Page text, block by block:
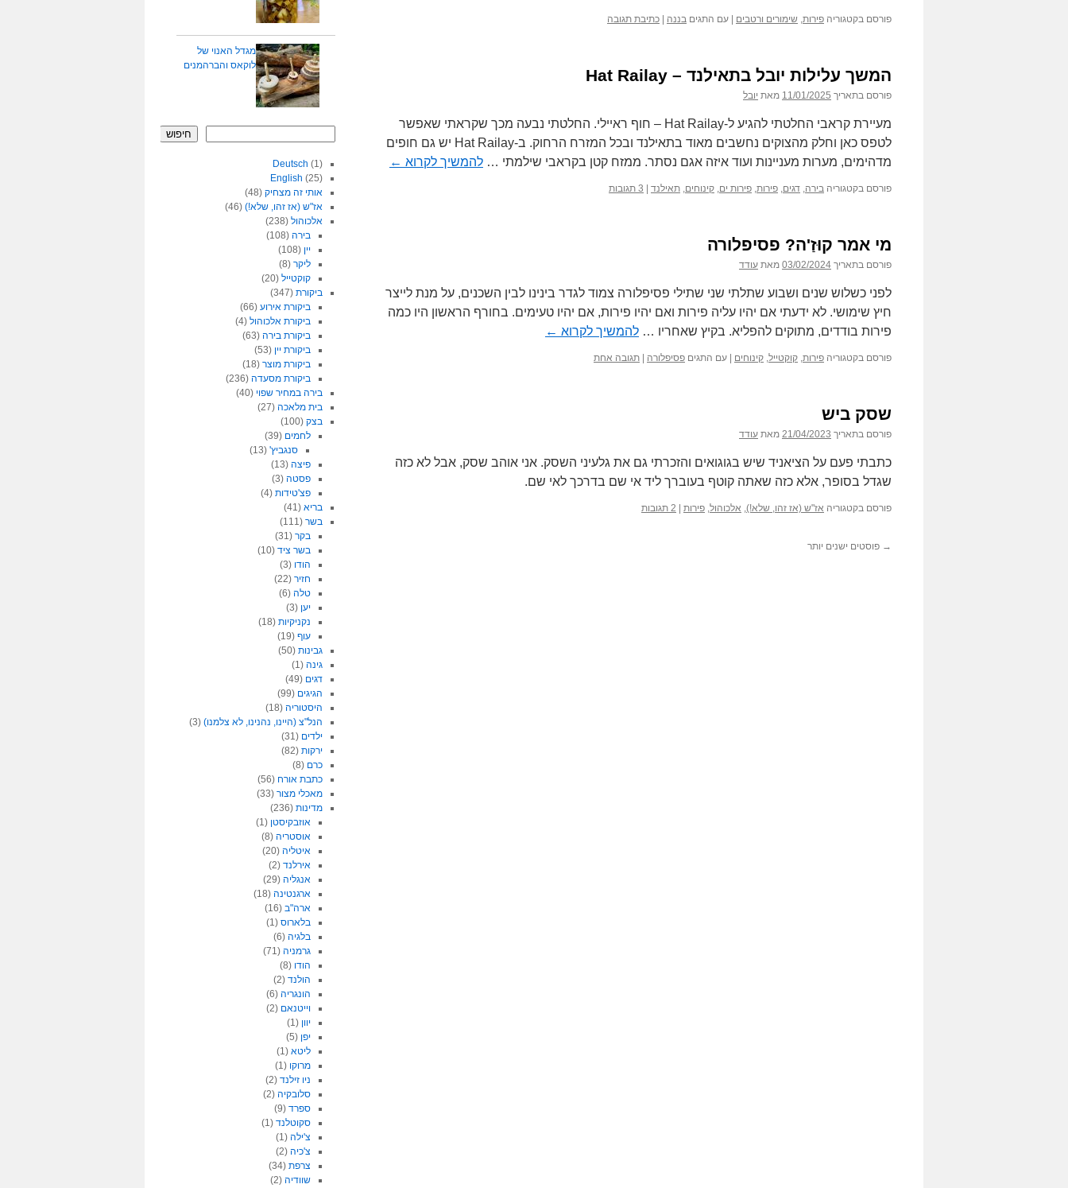
פורסם בקטגוריה פירות, שימורים ורטבים עם התגים בננה כתיבת תגובה
המשך עלילות יובל בתאילנד – Hat Railay
פורסם בתאריך 11/01/2025 מאת יובל
מעיירת קראבי החלטתי להגיע ל-Hat Railay – חוף ראיילי. החלטתי נבעה מכך שקראתי שאפשר
לטפס כאן וחלק מהצוקים נחשבים מאוד בתאילנד ובכל המזרח הרחוק. ב-Hat Railay יש גם חופים
מדהימים, מערות מעניינות ועוד איזה אגם נסתר. ממזח קטן בקראבי שילמתי … להמשיך לקרוא ←
פורסם בקטגוריה בירה, דגים, פירות, פירות ים, קינוחים, תאילנד 3 תגובות
מי אמר קוּזַ'ה? פסיפלורה
פורסם בתאריך 03/02/2024 מאת עודד
לפני כשלוש שנים ושבוע שתלתי שני שתילי פסיפלורה צמוד לגדר בינינו לבין השכנים, על מנת לייצר
חיץ שימושי. לא ידעתי אם יהיו עליה פירות ואם יהיו פירות, אם יהיו טעימים. בחורף הראשון היו כמה
פירות בודדים, מתוקים להפליא. בקיץ שאחריו … להמשיך לקרוא ←
פורסם בקטגוריה פירות, קוקטייל, קינוחים עם התגים פסיפלורה תגובה אחת
שסק ביש
פורסם בתאריך 21/04/2023 מאת עודד
כתבתי פעם על הציאניד שיש בגוגואים והזכרתי גם את גלעיני השסק. אני אוהב שסק, אבל לא כזה
שגדל בסופר, אלא כזה שאתה קוטף בעוברך ליד אי שם בדרכך לאי שם.
פורסם בקטגוריה אז"ש (אז זהו, שלא!), אלכוהול, פירות 2 תגובות
→ פוסטים ישנים יותר
מגדל האנוי של
לוקאס והברהמנים
חיפוש
Deutsch (1)
English (25)
אותי זה מצחיק(48)
אז"ש (אז זהו, שלא!)(46)
אלכוהול(238)
בירה (108)
יין (108)
ליקר (8)
קוקטייל (20)
ביקורת(347)
ביקורת אירוע (66)
ביקורת אלכוהול (4)
ביקורת בירה (63)
ביקורת יין (53)
ביקורת מוצר (18)
ביקורת מסעדה (236)
בירה במחיר שפוי (40)
בית מלאכה(27)
בצק(100)
לחמים (39)
סנגביץ'(13)
פיצה (13)
פסטה (3)
פצ'טידות (4)
בריא(41)
בשר(111)
בקר (31)
בשר ציד (10)
הודו (3)
חזיר (22)
טלה (6)
יען (3)
נקניקיות (18)
עוף (19)
גבינות(50)
גינה(1)
דגים (49)
הגיגים (99)
היסטוריה(18)
הנל"צ (היינו, נהנינו, לא צלמנו)(3)
ילדים (31)
ירקות(82)
כרם (8)
כתבת אורח (56)
מאכלי מצור(33)
מדינות(236)
אוזבקיסטן (1)
אוסטריה (8)
איטליה (20)
אירלנד (2)
אנגליה (29)
ארגנטינה (18)
ארה"ב (16)
בלארוס (1)
בלגיה (6)
גרמניה (71)
הודו (8)
הולנד (2)
הונגריה (6)
וייטנאם (2)
יוון (1)
יפן (5)
ליטא (1)
מרוקו (1)
ניו זילנד (2)
סלובקיה (2)
ספרד (9)
סקוטלנד (1)
צ'ילה (1)
צ'כיה (2)
צרפת (34)
שוודיה (2)